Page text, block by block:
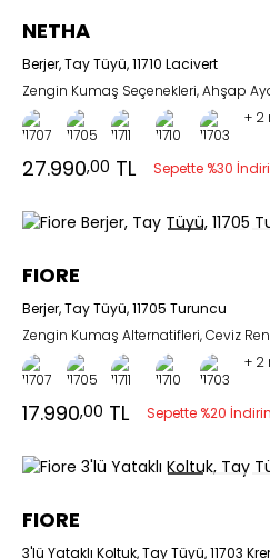
NETHA
Berjer, Tay Tüyü, 11710 Lacivert
Zengin Kumaş Seçenekleri, Ahşap
+ 2
27.990,00 TL Sepette %30
FIORE
Berjer, Tay Tüyü, 11705 Turuncu
Zengin Kumaş Alternatifleri, Ceviz
+ 2
17.990,00 TL Sepette %20
FIORE
3'lü Yataklı Koltuk, Tay Tüyü, 11703